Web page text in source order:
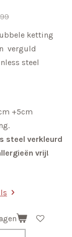
ketting
verguld
steel
+5cm
steel verkleurd
vrij!